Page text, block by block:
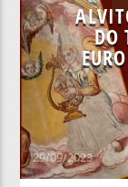
DO
29/09/2023